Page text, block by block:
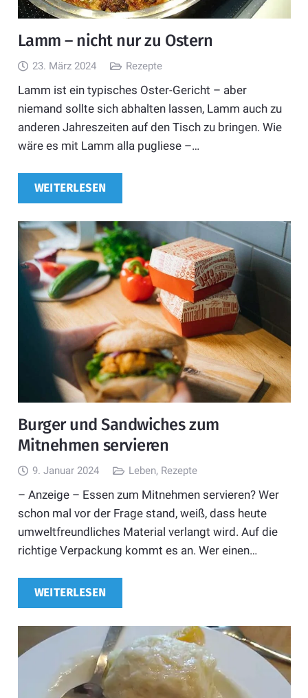
Lamm – nicht nur zu Ostern
23. März 2024 Rezepte
Lamm ist ein typisches Oster-Gericht – aber
niemand sollte sich abhalten lassen, Lamm auch zu
anderen Jahreszeiten auf den Tisch zu bringen. Wie
wäre es mit Lamm alla pugliese –…
WEITERLESEN
Burger und Sandwiches zum
Mitnehmen servieren
9. Januar 2024 Leben, Rezepte
– Anzeige – Essen zum Mitnehmen servieren? Wer
schon mal vor der Frage stand, weiß, dass heute
umweltfreundliches Material verlangt wird. Auf die
richtige Verpackung kommt es an. Wer einen…
WEITERLESEN